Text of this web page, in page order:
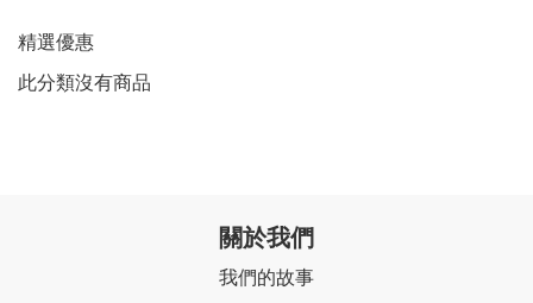
精選優惠
此分類沒有商品
關於我們
我們的故事